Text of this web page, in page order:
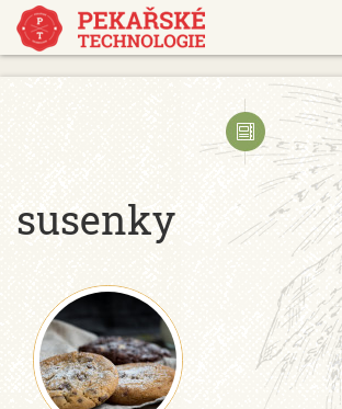
https://www.traditionrolex.com/18
susenky